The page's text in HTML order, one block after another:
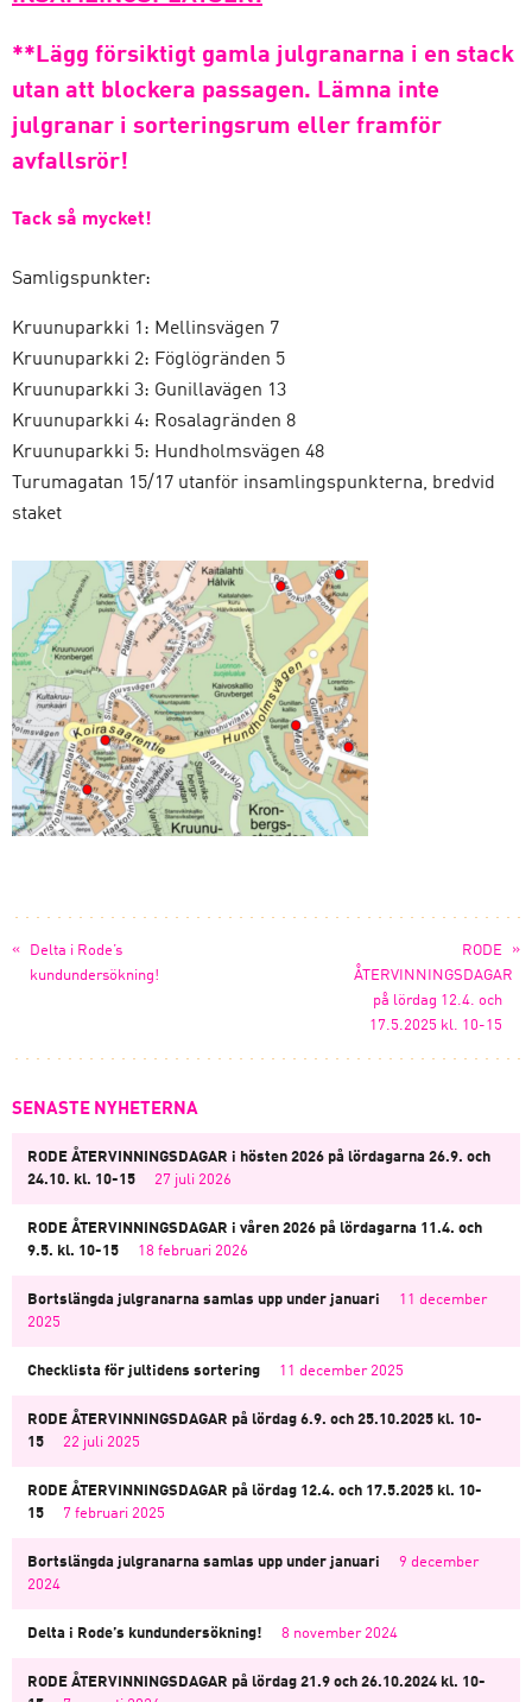
**Lägg försiktigt gamla julgranarna i en stack
utan att blockera passagen. Lämna inte
julgranar i sorteringsrum eller framför
avfallsrör!
Tack så mycket!
Samligspunkter:
Kruunuparkki 1: Mellinsvägen 7
Kruunuparkki 2: Föglögränden 5
Kruunuparkki 3: Gunillavägen 13
Kruunuparkki 4: Rosalagränden 8
Kruunuparkki 5: Hundholmsvägen 48
Turumagatan 15/17 utanför insamlingspunkterna, bredvid
staket
«
Delta i Rode’s
kundundersökning!
RODE
ÅTERVINNINGSDAGAR
på lördag 12.4. och
17.5.2025 kl. 10-15
»
SENASTE NYHETERNA
RODE ÅTERVINNINGSDAGAR i hösten 2026 på lördagarna 26.9. och
24.10. kl. 10-15
27 juli 2026
RODE ÅTERVINNINGSDAGAR i våren 2026 på lördagarna 11.4. och
9.5. kl. 10-15
18 februari 2026
Bortslängda julgranarna samlas upp under januari
11 december
2025
Checklista för jultidens sortering 11 december 2025
RODE ÅTERVINNINGSDAGAR på lördag 6.9. och 25.10.2025 kl. 10-
15
22 juli 2025
RODE ÅTERVINNINGSDAGAR på lördag 12.4. och 17.5.2025 kl. 10-
15
7 februari 2025
Bortslängda julgranarna samlas upp under januari
9 december
2024
Delta i Rode’s kundundersökning! 8 november 2024
RODE ÅTERVINNINGSDAGAR på lördag 21.9 och 26.10.2024 kl. 10-